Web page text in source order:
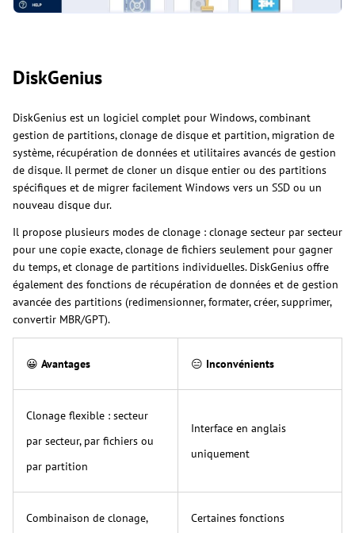
DiskGenius
DiskGenius est un logiciel complet pour Windows, combinant
gestion de partitions, clonage de disque et partition, migration de
système, récupération de données et utilitaires avancés de gestion
de disque. Il permet de cloner un disque entier ou des partitions
spécifiques et de migrer facilement Windows vers un SSD ou un
nouveau disque dur.
Il propose plusieurs modes de clonage : clonage secteur par secteur
pour une copie exacte, clonage de fichiers seulement pour gagner
du temps, et clonage de partitions individuelles. DiskGenius offre
également des fonctions de récupération de données et de gestion
avancée des partitions (redimensionner, formater, créer, supprimer,
convertir MBR/GPT).
😀 Avantages 😑 Inconvénients
Clonage flexible : secteur
par secteur, par fichiers ou
par partition
Interface en anglais
uniquement
Combinaison de clonage,
Certaines fonctions